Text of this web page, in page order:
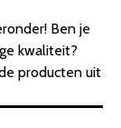
Ben je
kwaliteit?
producten uit